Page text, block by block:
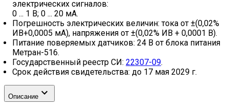
электрических сигналов:
0 ... 1 В; 0 ... 20 мА.
Погрешность электрических величин: тока от ±(0,02%
ИВ+0,0005 мА), напряжения от ±(0,02% ИВ + 0,0001 В).
Питание поверяемых датчиков: 24 В от блока питания
Метран-516.
Государственный реестр СИ: 22307-09.
Срок действия свидетельства: до 17 мая 2029 г.
Описание